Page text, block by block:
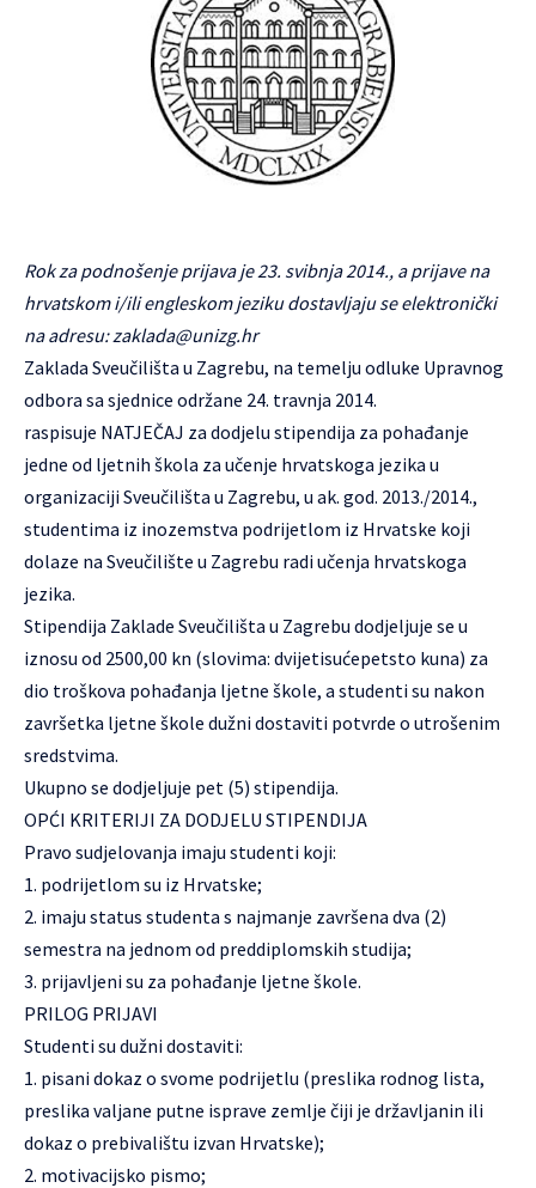
Rok za podnošenje prijava je 23. svibnja 2014., a prijave na
hrvatskom i/ili engleskom jeziku dostavljaju se elektronički
na adresu:zaklada@unizg.hr
Zaklada Sveučilišta u Zagrebu, na temelju odluke Upravnog
odbora sa sjednice održane 24. travnja 2014.
raspisuje NATJEČAJ za dodjelu stipendija za pohađanje
jedne od ljetnih škola za učenje hrvatskoga jezika u
organizaciji Sveučilišta u Zagrebu, u ak. god. 2013./2014.,
studentima iz inozemstva podrijetlom iz Hrvatske koji
dolaze na Sveučilište u Zagrebu radi učenja hrvatskoga
jezika.
Stipendija Zaklade Sveučilišta u Zagrebu dodjeljuje se u
iznosu od 2500,00 kn (slovima: dvijetisućepetsto kuna) za
dio troškova pohađanja ljetne škole, a studenti su nakon
završetka ljetne škole dužni dostaviti potvrde o utrošenim
sredstvima.
Ukupno se dodjeljuje pet (5) stipendija.
OPĆI KRITERIJI ZA DODJELU STIPENDIJA
Pravo sudjelovanja imaju studenti koji:
1. podrijetlom su iz Hrvatske;
2. imaju status studenta s najmanje završena dva (2)
semestra na jednom od preddiplomskih studija;
3. prijavljeni su za pohađanje ljetne škole.
PRILOG PRIJAVI
Studenti su dužni dostaviti:
1. pisani dokaz o svome podrijetlu (preslika rodnog lista,
preslika valjane putne isprave zemlje čiji je državljanin ili
dokaz o prebivalištu izvan Hrvatske);
2. motivacijsko pismo;